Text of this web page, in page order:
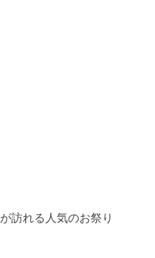
が訪れる人気のお祭り